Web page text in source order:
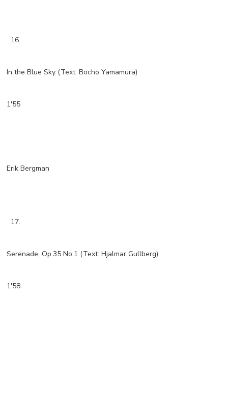
16.
In the Blue Sky (Text: Bocho Yamamura)
1'55
Erik Bergman
17.
Serenade, Op.35 No.1 (Text: Hjalmar Gullberg)
1'58